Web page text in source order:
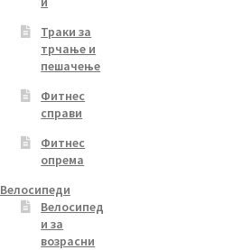
Траки за
трчање и
пешачење
Фитнес
справи
Фитнес
опрема
Велосипеди
Велосипед
и за
возрасни